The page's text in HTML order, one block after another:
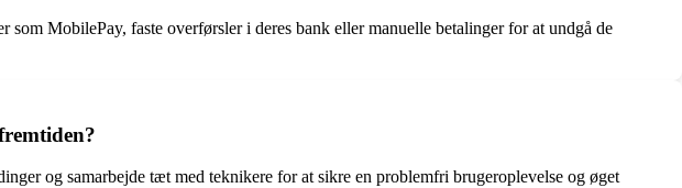
MobilePay, faste overførsler i deres bank eller manuelle betalinger for at undgå de
og samarbejde tæt med teknikere for at sikre en problemfri brugeroplevelse og øget